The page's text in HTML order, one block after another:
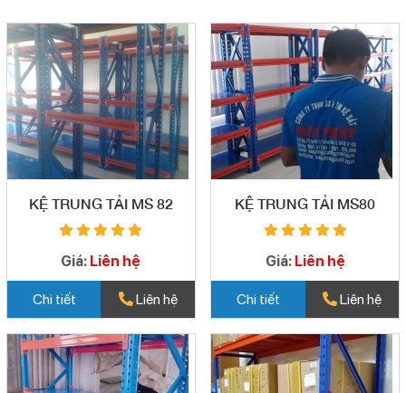
KỆ TRUNG TẢI MS 82
Giá: Liên hệ
Chi tiết Liên hệ
KỆ TRUNG TẢI MS80
Giá: Liên hệ
Chi tiết Liên hệ